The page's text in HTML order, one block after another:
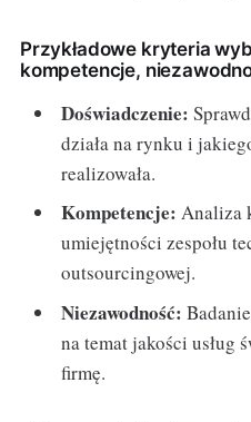
Przykładowe kryteria
kompetencje,
Doświadczenie:
działa na rynku i
realizowała.
Kompetencje: Analiza
umiejętności zespołu
outsourcingowej.
Niezawodność:
na temat jakości usług
firmę.